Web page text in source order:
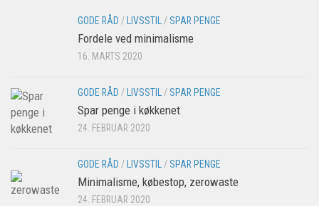
GODE RÅD / LIVSSTIL / SPAR PENGE
Fordele ved minimalisme
16. MARTS 2020
GODE RÅD / LIVSSTIL / SPAR PENGE
Spar penge i køkkenet
24. FEBRUAR 2020
GODE RÅD / LIVSSTIL / SPAR PENGE
Minimalisme, købestop, zerowaste
24. FEBRUAR 2020